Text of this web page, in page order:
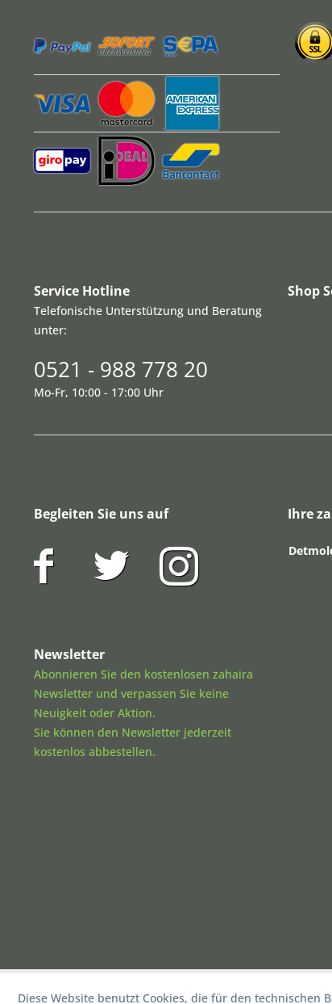
Service Hotline
Telefonische Unterstützung und Beratung
unter:
0521 - 988 778 20
Mo-Fr, 10:00 - 17:00 Uhr
Shop
Begleiten Sie uns auf
Newsletter
Abonnieren Sie den kostenlosen zahaira
Newsletter und verpassen Sie keine
Neuigkeit oder Aktion.
Sie können den Newsletter jederzeit
kostenlos abbestellen.
Ihre
Diese Website benutzt Cookies, die für den technischen